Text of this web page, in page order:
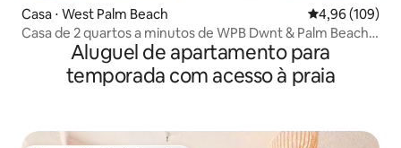
Casa ⋅ West Palm Beach 4,96 de uma
4,96 (109)
Casa de 2 quartos a minutos de WPB Dwnt & Palm Beach
Aluguel de apartamento para
temporada com acesso à praia